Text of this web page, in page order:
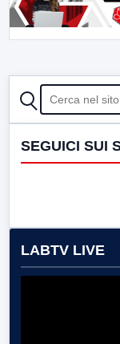
CERCA
SEGUICI SUI
LABTV LIVE